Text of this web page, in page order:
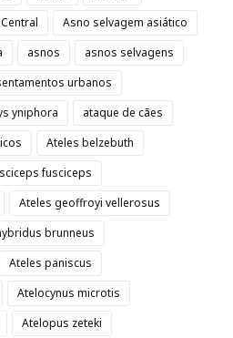
Asno selvagem asiático
asnos
asnos selvagens
urbanos
yniphora
ataque de cães
Ateles belzebuth
fusciceps
Ateles geoffroyi vellerosus
brunneus
Ateles paniscus
Atelocynus microtis
Atelopus zeteki